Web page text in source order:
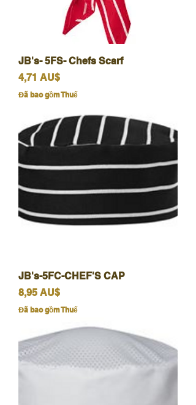
JB's- 5FS- Chefs Scarf
Giá
4,71 AU$
Đã bao gồm Thuế
JB's-5FC-CHEF'S CAP
Giá
8,95 AU$
Đã bao gồm Thuế